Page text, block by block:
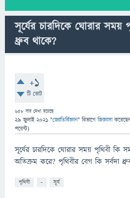
সূর্যের চারদিকে ঘোরার সময়
ধ্রুব থাকে?
+1
টি ভোট
658 বার দেখা হয়েছে
29 জুলাই 2021 "জ্যোতির্বিজ্ঞান" বিভাগে জিজ্ঞাসা
পয়েন্ট)
সূর্যের চারদিকে ঘোরার সময় পৃথিবী কি
অতিক্রম করে? পৃথিবীর বেগ কি সর্বদা
পৃথিবী - সূর্য